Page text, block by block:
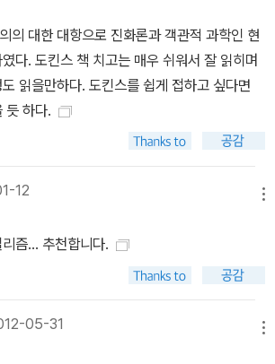
성성분을 알아내는 데까지 나아간다. 먼 은하
트럼을 분석해 우주의 팽창속도를 측정할 수
우주의 시작으로 수렴된다. 그 순간이 우주의
로 ‘빅뱅’이다. 빅뱅 순간에 우주만 생겨난 것
자체도 빅뱅과 함께 시작되었다. 무지개는 그
아니었다. 어떻게 보면 무지개가 우리에게 시
물의 시작을 알려주는 셈이다. 환상적이지 않
한 사실들을 밝혀낼 수 있다는 데 감탄하는 것
바로 이성적인 감동이다. 세이건이 우리에게
류였고, 지금 도킨스가 세상의 어느 누구보
정확하게 우리에게 가르쳐주고 있는 감동이
물어야 한다! “11장 왜 나쁜 일이 벌어질
상에 나쁜 일이 벌어지는 이유에 대해 이렇게
의 대한 대항으로 진화론과 객관적 과학인 현
다. 도킨스 책 치고는 매우 쉬워서 잘 읽히며
읽을만하다. 도킨스를 쉽게 접하고 싶다면
듯 하다.
12
즘... 추천합니다.
05-31